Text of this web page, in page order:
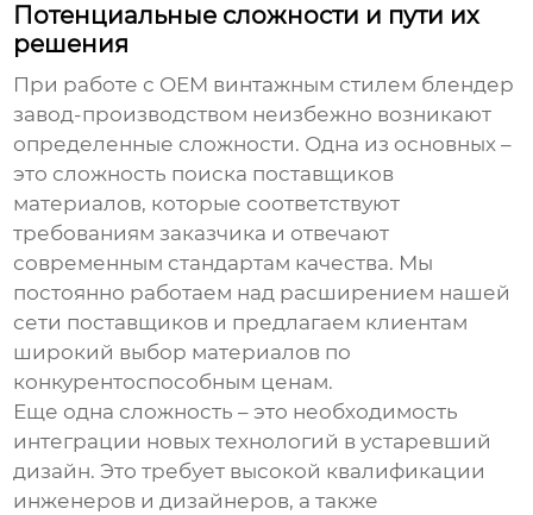
Потенциальные сложности и пути их
решения
При работе с OEM винтажным стилем блендер
завод-производством неизбежно возникают
определенные сложности. Одна из основных –
это сложность поиска поставщиков
материалов, которые соответствуют
требованиям заказчика и отвечают
современным стандартам качества. Мы
постоянно работаем над расширением нашей
сети поставщиков и предлагаем клиентам
широкий выбор материалов по
конкурентоспособным ценам.
Еще одна сложность – это необходимость
интеграции новых технологий в устаревший
дизайн. Это требует высокой квалификации
инженеров и дизайнеров, а также